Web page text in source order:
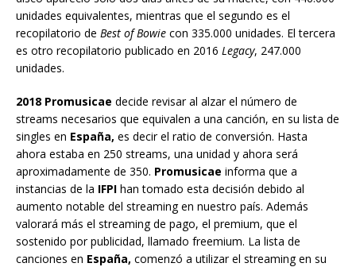
unidades equivalentes, mientras que el segundo es el
recopilatorio de Best of Bowie con 335.000 unidades. El tercera
es otro recopilatorio publicado en 2016 Legacy, 247.000
unidades.
2018 Promusicae decide revisar al alzar el número de
streams necesarios que equivalen a una canción, en su lista de
singles en España, es decir el ratio de conversión. Hasta
ahora estaba en 250 streams, una unidad y ahora será
aproximadamente de 350. Promusicae informa que a
instancias de la IFPI han tomado esta decisión debido al
aumento notable del streaming en nuestro país. Además
valorará más el streaming de pago, el premium, que el
sostenido por publicidad, llamado freemium. La lista de
canciones en España, comenzó a utilizar el streaming en su